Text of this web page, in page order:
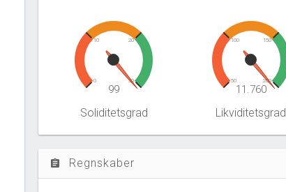
0
10 20
30
99
Soliditetsgrad
50
100 150
200
11.760
Likviditetsgrad
assignment Regnskaber